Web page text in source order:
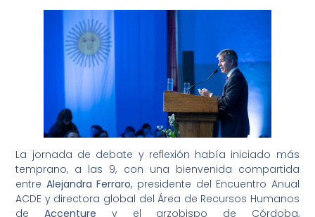
La jornada de debate y reflexión había iniciado más
temprano, a las 9, con una bienvenida compartida
entre Alejandra Ferraro, presidente del Encuentro Anual
ACDE y directora global del Área de Recursos Humanos
deAccenture y el arzobispo de Córdoba,